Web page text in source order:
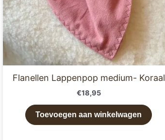
Flanellen Lappenpop medium- Koraal
€18,95
Toevoegen aan winkelwagen